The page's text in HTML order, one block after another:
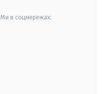
Ми в соцмережах: